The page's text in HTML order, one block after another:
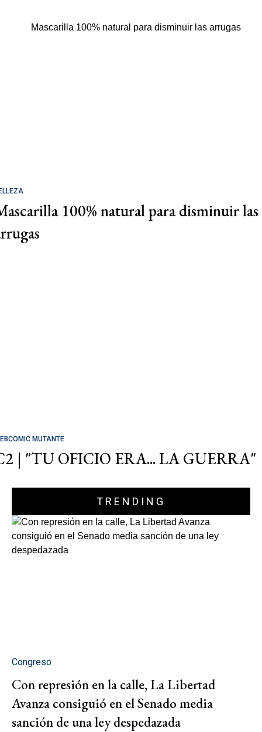
100% natural para disminuir las
MUTANTE
| "TU OFICIO ERA... LA GUERRA"
TRENDING
Congreso
Con represión en la calle, La Libertad
Avanza consiguió en el Senado media
sanción de una ley despedazada